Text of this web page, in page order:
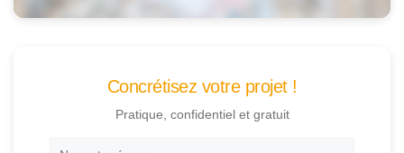
Concrétisez votre projet !
Pratique, confidentiel et gratuit